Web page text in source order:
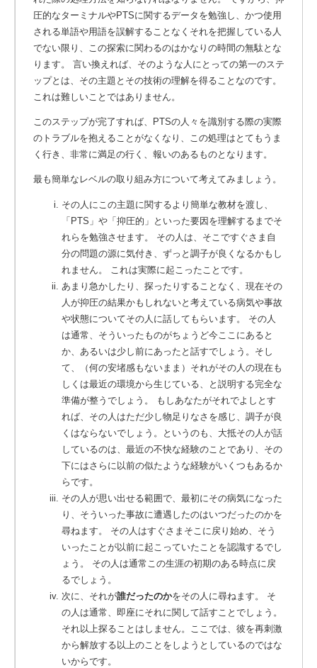
圧的なターミナルやPTSに関するデータを勉強し、かつ使用
される単語や用語を誤解することなくそれを把握している人
でない限り、この探索に関わるのはかなりの時間の無駄とな
ります。 言い換えれば、そのような人にとっての第一のステ
ップとは、その主題とその技術の理解を得ることなのです。
これは難しいことではありません。
このステップが完了すれば、PTSの人々を識別する際の実際
のトラブルを抱えることがなくなり、この処理はとてもうま
く行き、非常に満足の行く、報いのあるものとなります。
最も簡単なレベルの取り組み方について考えてみましょう。
その人にこの主題に関するより簡単な教材を渡し、
「PTS」や「抑圧的」といった要因を理解するまでそ
れらを勉強させます。
その人は、そこですぐさま自
分の問題の源に気付き、ずっと調子が良くなるかもし
れません。 これは実際に起こったことです。
あまり急かしたり、探ったりすることなく、現在その
人が抑圧の結果かもしれないと考えている病気や事故
や状態についてその人に話してもらいます。 その人
は通常、そういったものがちょうど今ここにあると
か、あるいは少し前にあったと話すでしょう。そし
て、（何の安堵感もないまま）それがその人の現在も
しくは最近の環境から生じている、と説明する完全な
準備が整うでしょう。 もしあなたがそれでよしとす
れば、その人はただ少し物足りなさを感じ、調子が良
くはならないでしょう。というのも、大抵その人が話
しているのは、最近の不快な経験のことであり、その
下にはさらに以前の似たような経験がいくつもあるか
らです。
その人が思い出せる範囲で、最初にその病気になった
り、そういった事故に遭遇したのはいつだったのかを
尋ねます。 その人はすぐさまそこに戻り始め、そう
いったことが以前に起こっていたことを認識するでし
ょう。 その人は通常この生涯の初期のある時点に戻
るでしょう。
次に、それが誰だったのかをその人に尋ねます。
そ
の人は通常、即座にそれに関して話すことでしょう。
それ以上探ることはしません。ここでは、彼を再刺激
から解放する以上のことをしようとしているのではな
いからです。